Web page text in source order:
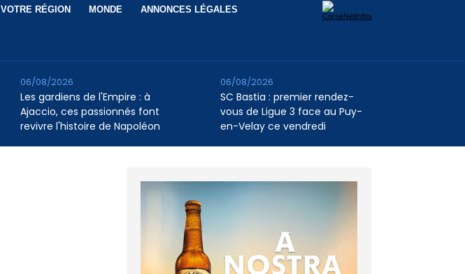
VOTRE RÉGION MONDE ANNONCES LÉGALES
Les gardiens de l'Empire : à
Ajaccio, ces passionnés font
revivre l'histoire de Napoléon
06/08/2026
SC Bastia : premier rendez-
vous de Ligue 3 face au Puy-
en-Velay ce vendredi
06/08/2026